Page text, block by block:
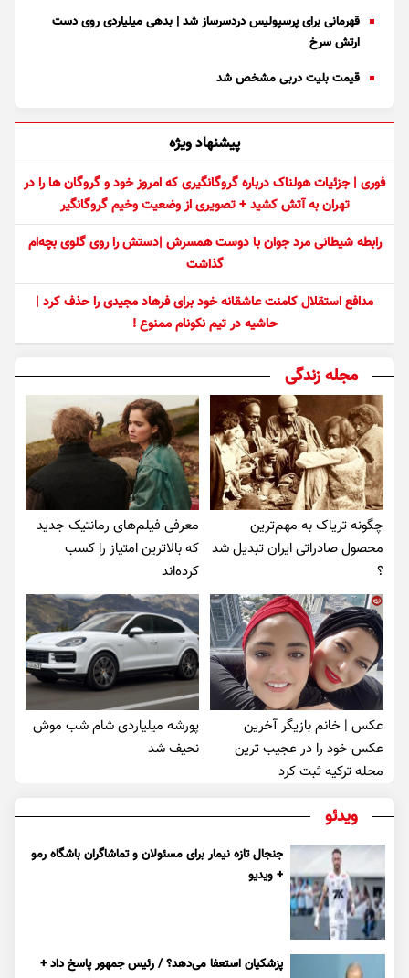
قهرمانی برای پرسپولیس دردسرساز شد | بدهی میلیاردی روی دست
ارتش سرخ
قیمت بلیت دربی مشخص شد
پیشنهاد ویژه
فوری | جزئیات هولناک درباره گروگانگیری که امروز خود و گروگان ها را در
تهران به آتش کشید + تصویری از وضعیت وخیم گروگانگیر
رابطه شیطانی مرد جوان با دوست همسرش |دستش را روی گلوی بچه‌ام
گذاشت
مدافع استقلال کامنت عاشقانه خود برای فرهاد مجیدی را حذف کرد |
حاشیه در تیم نکونام ممنوع !
مجله زندگی
چگونه تریاک به مهم‌ترین
محصول صادراتی ایران تبدیل شد
؟
معرفی فیلم‌های رمانتیک جدید
که بالاترین امتیاز را کسب
کرده‌اند
عکس | خانم بازیگر آخرین
عکس خود را در عجیب ترین
محله ترکیه ثبت کرد
پورشه میلیاردی شام شب موش‌
نحیف شد
ویدئو
جنجال تازه نیمار برای مسئولان و تماشاگران باشگاه رمو
+ ویدیو
پزشکیان استعفا می‌دهد؟ / رئیس جمهور پاسخ داد +